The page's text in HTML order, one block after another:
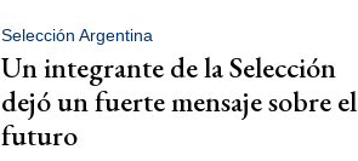
Selección Argentina
Un integrante de la Selección
dejó un fuerte mensaje sobre el
futuro